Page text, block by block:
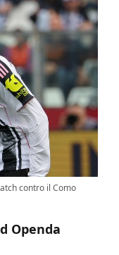
contro il Como
Openda